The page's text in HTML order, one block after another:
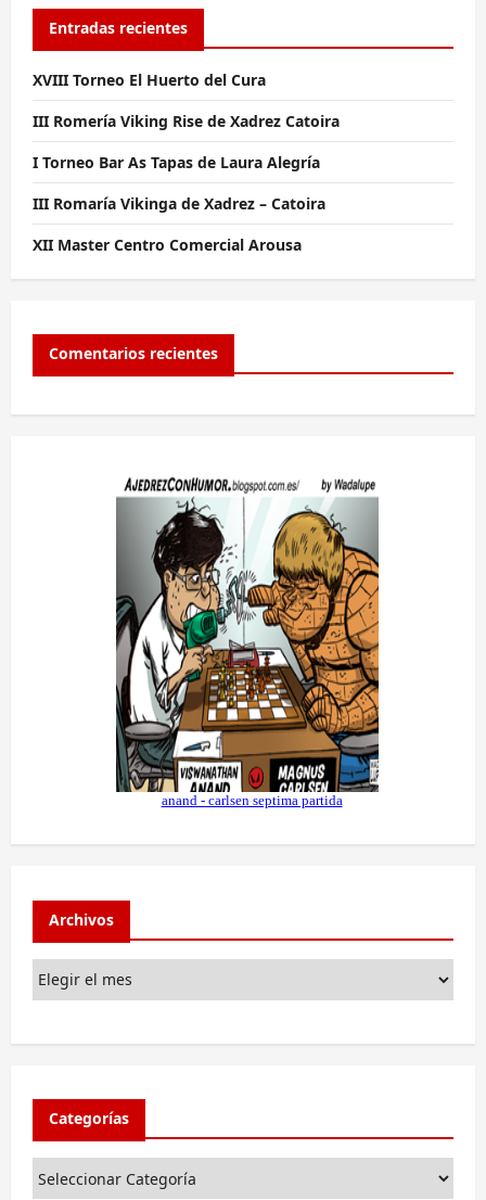
Entradas recientes
XVIII Torneo El Huerto del Cura
III Romería Viking Rise de Xadrez Catoira
I Torneo Bar As Tapas de Laura Alegría
III Romaría Vikinga de Xadrez – Catoira
XII Master Centro Comercial Arousa
Comentarios recientes
Archivos
Categorías